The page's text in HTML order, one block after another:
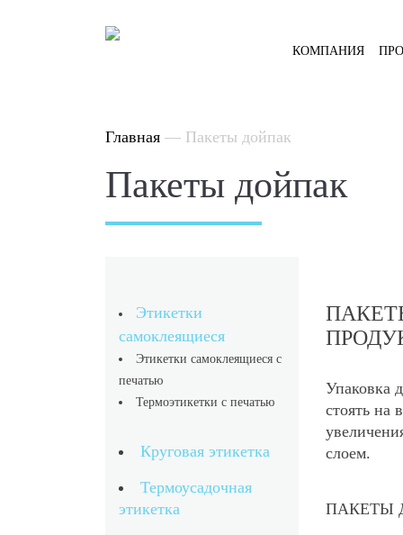
КОМПАНИЯ
Главная — Пакеты дойпак
Пакеты дойпак
Этикетки
самоклеящиеся
Этикетки самоклеящиеся с
печатью
Термоэтикетки с печатью
Круговая этикетка
Термоусадочная
этикетка
Упаковка
стоять на
слоем.
ПАКЕТЫ